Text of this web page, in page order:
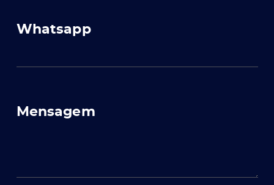
Whatsapp
Mensagem